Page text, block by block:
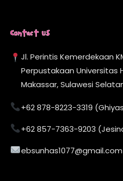
Contact Us
Jl. Perintis Kemerdekaan
Perpustakaan Universitas
Makassar, Sulawesi
+62 878-8223-3319
+62 857-7363-9203
ebsunhas1077@gmail.com